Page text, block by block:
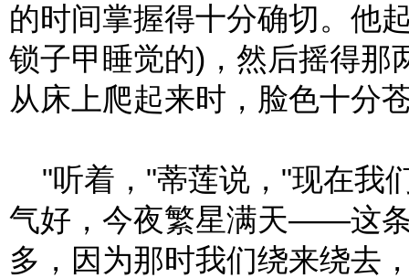
的时间掌握得十分确切。他
锁子甲睡觉的)，然后摇得那
从床上爬起来时，脸色十分
"听着，"蒂莲说，"现在我
气好，今夜繁星满天——这
多，因为那时我们绕来绕去